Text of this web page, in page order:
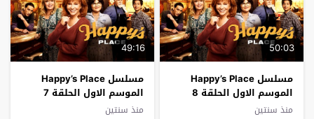
50:03
مسلسل Happy’s Place
الموسم الاول الحلقة 8
فاصل اعلاني
منذ سنتين
49:16
مسلسل Happy’s Place
الموسم الاول الحلقة 7
فاصل اعلاني
منذ سنتين